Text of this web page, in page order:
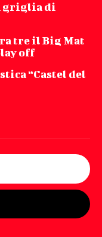
griglia di
tre il Big Mat
off
“Castel del